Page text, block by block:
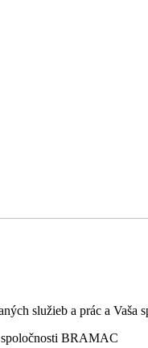
služieb a prác a Vaša
BRAMAC